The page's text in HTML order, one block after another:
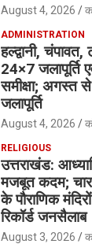
August 4, 2026
ADMINISTRATION
हल्द्वानी,
24×7 जलापूर्ति
समीक्षा; अगस्त
जलापूर्ति
August 4, 2026
RELIGIOUS
उत्तराखंड:
मजबूत कदम;
के पौराणिक
रिकॉर्ड जनसैलाब
August 3, 2026